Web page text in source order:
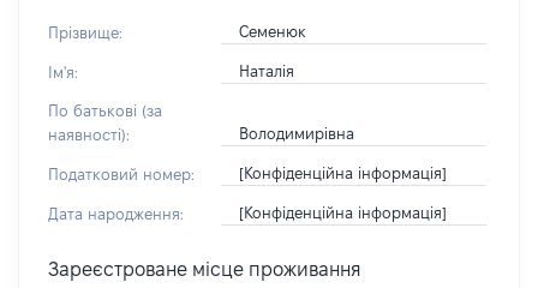
Прізвище: Семенюк
Ім'я: Наталія
По батькові (за
наявності):
Володимирівна
Податковий номер: [Конфіденційна інформація]
Дата народження: [Конфіденційна інформація]
Зареєстроване місце проживання